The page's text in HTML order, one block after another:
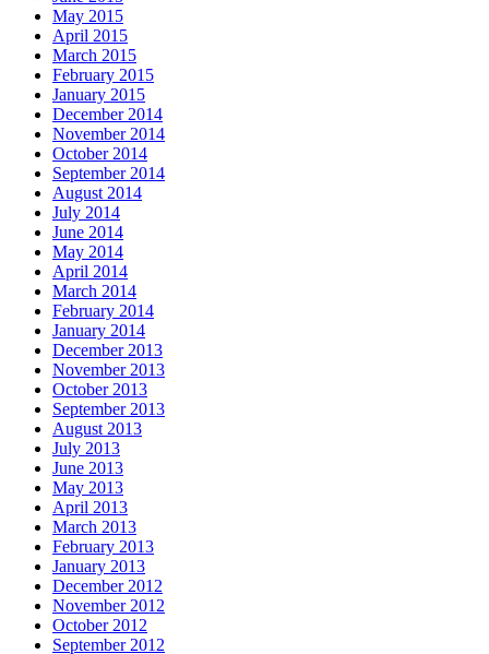
May 2015
April 2015
March 2015
February 2015
January 2015
December 2014
November 2014
October 2014
September 2014
August 2014
July 2014
June 2014
May 2014
April 2014
March 2014
February 2014
January 2014
December 2013
November 2013
October 2013
September 2013
August 2013
July 2013
June 2013
May 2013
April 2013
March 2013
February 2013
January 2013
December 2012
November 2012
October 2012
September 2012